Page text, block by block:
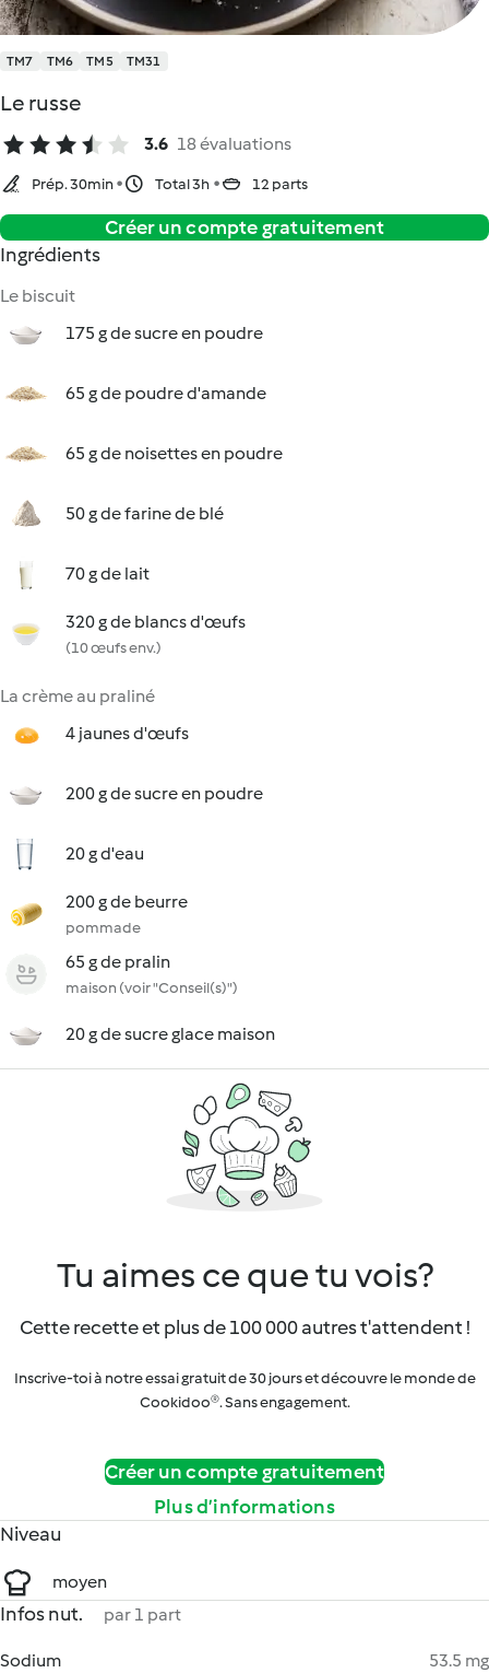
TM7 TM6 TM5 TM31
Le russe
3.6 18 évaluations
Prép. 30min Total 3h 12 parts
Créer un compte gratuitement
Ingrédients
Le biscuit
175 g de sucre en poudre
65 g de poudre d'amande
65 g de noisettes en poudre
50 g de farine de blé
70 g de lait
320 g de blancs d'œufs
(10 œufs env.)
La crème au praliné
4 jaunes d'œufs
200 g de sucre en poudre
20 g d'eau
200 g de beurre
pommade
65 g de pralin
maison (voir "Conseil(s)")
20 g de sucre glace maison
Tu aimes ce que tu vois?
Cette recette et plus de 100 000 autres t'attendent !
Inscrive-toi à notre essai gratuit de 30 jours et découvre le monde de
Cookidoo®. Sans engagement.
Créer un compte gratuitement
Plus d’informations
Niveau
moyen
Infos nut. par 1 part
Sodium
53.5 mg